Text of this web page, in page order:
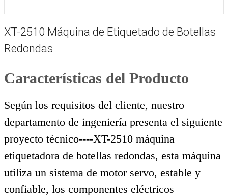
XT-2510 Máquina de Etiquetado de Botellas
Redondas
Características del Producto
Según los requisitos del cliente, nuestro
departamento de ingeniería presenta el siguiente
proyecto técnico----XT-2510 máquina
etiquetadora de botellas redondas, esta máquina
utiliza un sistema de motor servo, estable y
confiable, los componentes eléctricos